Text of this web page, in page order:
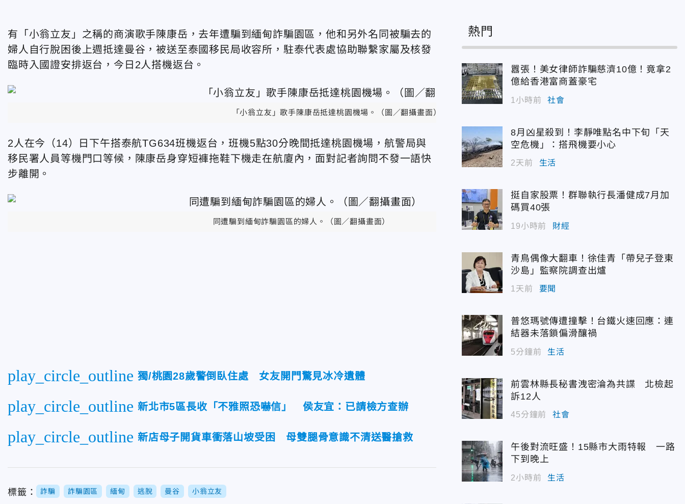
有「小翁立友」之稱的商演歌手陳康岳，去年遭騙到緬甸詐騙園區，他和另外名同被騙去的
婦人自行脫困後上週抵達曼谷，被送至泰國移民局收容所，駐泰代表處協助聯繫家屬及核發
臨時入國證安排返台，今日2人搭機返台。
「小翁立友」歌手陳康岳抵達桃園機場。（圖／翻攝畫面）
2人在今（14）日下午搭泰航TG634班機返台，班機5點30分晚間抵達桃園機場，航警局與
移民署人員等機門口等候，陳康岳身穿短褲拖鞋下機走在航廈內，面對記者詢問不發一語快
步離開。
同遭騙到緬甸詐騙園區的婦人。（圖／翻攝畫面）
play_circle_outline 獨/桃園28歲警倒臥住處 女友開門驚見冰冷遺體
play_circle_outline 新北市5區長收「不雅照恐嚇信」 侯友宜：已請檢方查辦
play_circle_outline 新店母子開貨車衝落山坡受困 母雙腿骨意識不清送醫搶救
標籤： 詐騙 詐騙園區 緬甸 逃脫 曼谷 小翁立友
熱門
囂張！美女律師詐騙慈濟10億！竟拿2
億給香港富商蓋豪宅
1小時前 社會
8月凶星殺到！李靜唯點名中下旬「天
空危機」：搭飛機要小心
2天前 生活
挺自家股票！群聯執行長潘健成7月加
碼買40張
19小時前 財經
青鳥偶像大翻車！徐佳青「帶兒子登東
沙島」監察院調查出爐
1天前 要聞
普悠瑪號傳遭撞擊！台鐵火速回應：連
結器未落鎖偏滑釀禍
5分鐘前 生活
前雲林縣長秘書洩密淪為共諜 北檢起
訴12人
45分鐘前 社會
午後對流旺盛！15縣市大雨特報 一路
下到晚上
2小時前 生活